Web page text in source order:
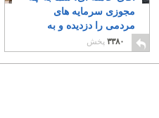
مجوزی سرمایه های
مردمی را دزدیده و به
حساب های خود واریزکرده
اید؟
۲۲
۳۳۸۰ پخش